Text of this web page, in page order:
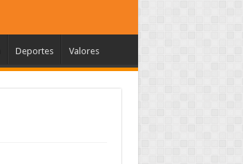
Deportes Valores